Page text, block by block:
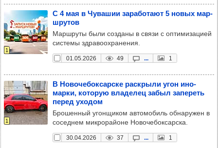
1
С 4 мая в Чува­шии зара­бо­тают 5 новых мар­
шру­тов
Маршруты были созданы в связи с оптимизацией
системы здравоохранения.
01.05.2026 49 ... 1
1
В Ново­че­бок­сар­ске рас­крыли угон ино­
марки, кото­рую вла­де­лец забыл запе­реть
перед ухо­дом
Брошенный угонщиком автомобиль обнаружен в
соседнем микрорайоне Новочебоксарска.
30.04.2026 37 ... 1